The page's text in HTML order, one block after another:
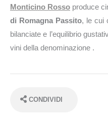
Monticino Rosso produce
di Romagna Passito, le cui
bilanciate e l’equilibrio
vini della denominazione .
CONDIVIDI